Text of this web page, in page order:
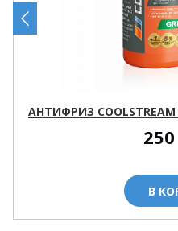
АНТИФРИЗ
250
В